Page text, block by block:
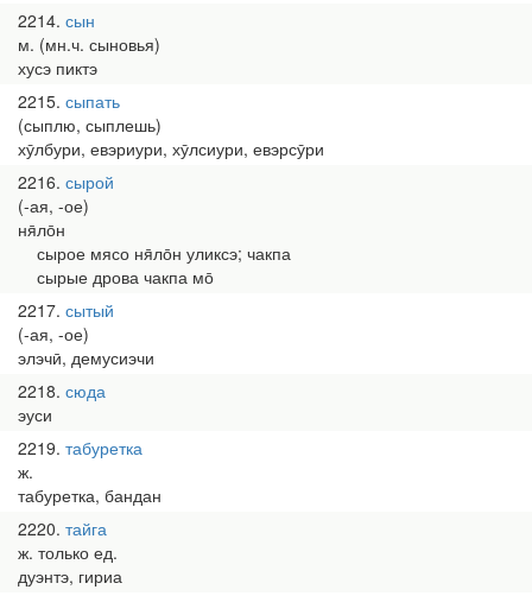
2214 сын
м. (мн.ч. сыновья)
хусэ пиктэ
2215 сыпать
(сыплю, сыплешь)
хӯлбури, евэриури, хӯлсиури, евэрсӯри
2216 сырой
(-ая, -ое)
ня̄ло̄н
сырое мясо ня̄ло̄н уликсэ; чакпа
сырые дрова чакпа мо̄
2217 сытый
(-ая, -ое)
элэчӣ, демусиэчи
2218 сюда
эуси
2219 табуретка
ж.
табуретка, бандан
2220 тайга
ж. только ед.
дуэнтэ, гириа